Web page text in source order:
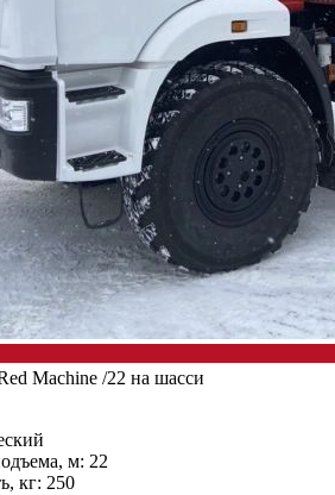
Machine /22 на шасси
м: 22
кг: 250